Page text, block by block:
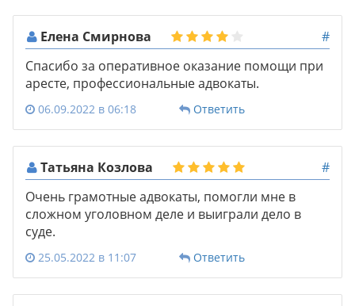
Елена Смирнова
#
Спасибо за оперативное оказание помощи при
аресте, профессиональные адвокаты.
06.09.2022 в 06:18 Ответить
Татьяна Козлова
#
Очень грамотные адвокаты, помогли мне в
сложном уголовном деле и выиграли дело в
суде.
25.05.2022 в 11:07 Ответить